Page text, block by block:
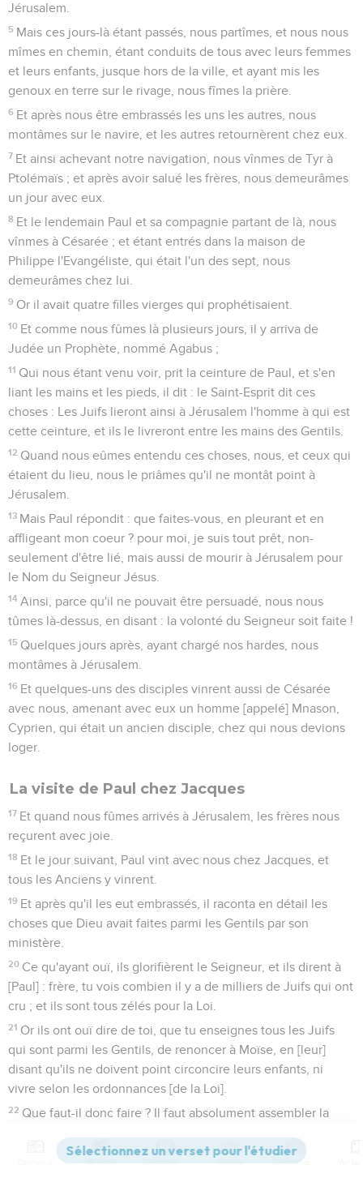
Jérusalem.
5 Mais ces jours-là étant passés, nous partîmes, et nous nous
mîmes en chemin, étant conduits de tous avec leurs femmes
et leurs enfants, jusque hors de la ville, et ayant mis les
genoux en terre sur le rivage, nous fîmes la prière.
6 Et après nous être embrassés les uns les autres, nous
montâmes sur le navire, et les autres retournèrent chez eux.
7 Et ainsi achevant notre navigation, nous vînmes de Tyr à
Ptolémaïs ; et après avoir salué les frères, nous demeurâmes
un jour avec eux.
8 Et le lendemain Paul et sa compagnie partant de là, nous
vînmes à Césarée ; et étant entrés dans la maison de
Philippe l'Evangéliste, qui était l'un des sept, nous
demeurâmes chez lui.
9 Or il avait quatre filles vierges qui prophétisaient.
10 Et comme nous fûmes là plusieurs jours, il y arriva de
Judée un Prophète, nommé Agabus ;
11 Qui nous étant venu voir, prit la ceinture de Paul, et s'en
liant les mains et les pieds, il dit : le Saint-Esprit dit ces
choses : Les Juifs lieront ainsi à Jérusalem l'homme à qui est
cette ceinture, et ils le livreront entre les mains des Gentils.
12 Quand nous eûmes entendu ces choses, nous, et ceux qui
étaient du lieu, nous le priâmes qu'il ne montât point à
Jérusalem.
13 Mais Paul répondit : que faites-vous, en pleurant et en
affligeant mon coeur ? pour moi, je suis tout prêt, non-
seulement d'être lié, mais aussi de mourir à Jérusalem pour
le Nom du Seigneur Jésus.
14 Ainsi, parce qu'il ne pouvait être persuadé, nous nous
tûmes là-dessus, en disant : la volonté du Seigneur soit faite !
15 Quelques jours après, ayant chargé nos hardes, nous
montâmes à Jérusalem.
16 Et quelques-uns des disciples vinrent aussi de Césarée
avec nous, amenant avec eux un homme [appelé] Mnason,
Cyprien, qui était un ancien disciple, chez qui nous devions
loger.
La visite de Paul chez Jacques
17 Et quand nous fûmes arrivés à Jérusalem, les frères nous
reçurent avec joie.
18 Et le jour suivant, Paul vint avec nous chez Jacques, et
tous les Anciens y vinrent.
19 Et après qu'il les eut embrassés, il raconta en détail les
choses que Dieu avait faites parmi les Gentils par son
ministère.
20 Ce qu'ayant ouï, ils glorifièrent le Seigneur, et ils dirent à
[Paul] : frère, tu vois combien il y a de milliers de Juifs qui ont
cru ; et ils sont tous zélés pour la Loi.
21 Or ils ont ouï dire de toi, que tu enseignes tous les Juifs
qui sont parmi les Gentils, de renoncer à Moïse, en [leur]
disant qu'ils ne doivent point circoncire leurs enfants, ni
vivre selon les ordonnances [de la Loi].
22 Que faut-il donc faire ? Il faut absolument assembler la
Versions Commentaires Strong